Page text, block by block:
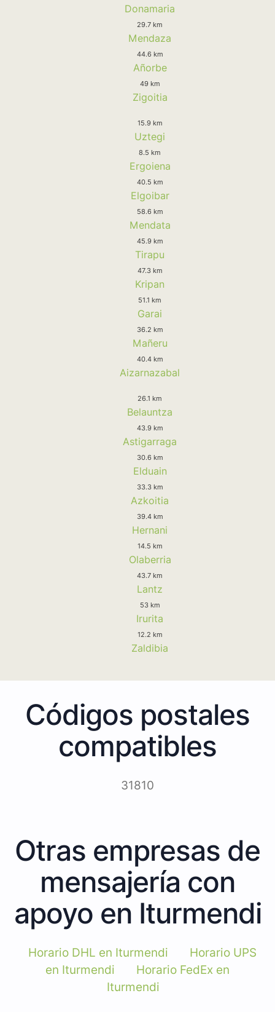
Donamaria
29.7 km
Mendaza
44.6 km
Añorbe
49 km
Zigoitia
15.9 km
Uztegi
8.5 km
Ergoiena
40.5 km
Elgoibar
58.6 km
Mendata
45.9 km
Tirapu
47.3 km
Kripan
51.1 km
Garai
36.2 km
Mañeru
40.4 km
Aizarnazabal
26.1 km
Belauntza
43.9 km
Astigarraga
30.6 km
Elduain
33.3 km
Azkoitia
39.4 km
Hernani
14.5 km
Olaberria
43.7 km
Lantz
53 km
Irurita
12.2 km
Zaldibia
Códigos postales
compatibles
31810
Otras empresas de
mensajería con
apoyo en Iturmendi
Horario DHL en Iturmendi
Horario UPS
en Iturmendi
Horario FedEx en
Iturmendi